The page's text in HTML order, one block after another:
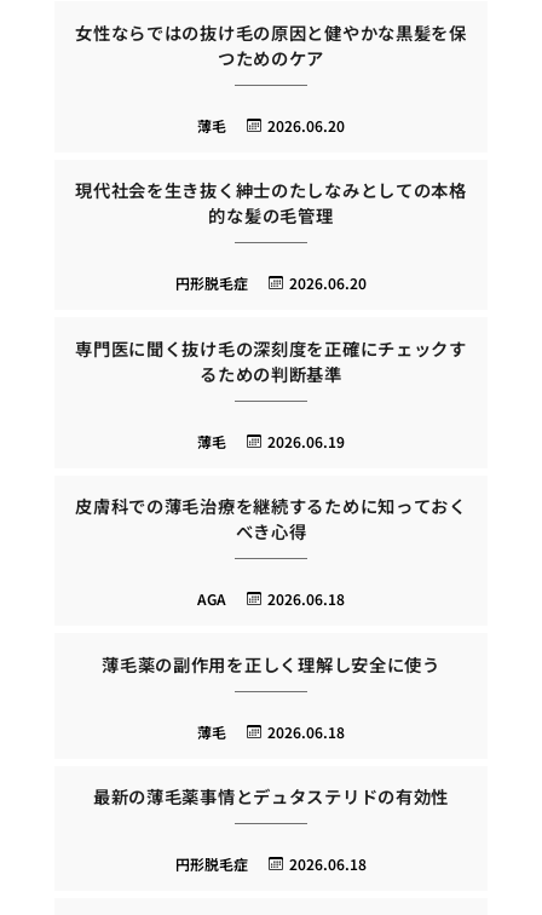
女性ならではの抜け毛の原因と健やかな黒髪を保
つためのケア
2026.06.20
薄毛
現代社会を生き抜く紳士のたしなみとしての本格
的な髪の毛管理
2026.06.20
円形脱毛症
専門医に聞く抜け毛の深刻度を正確にチェックす
るための判断基準
2026.06.19
薄毛
皮膚科での薄毛治療を継続するために知っておく
べき心得
2026.06.18
AGA
薄毛薬の副作用を正しく理解し安全に使う
2026.06.18
薄毛
最新の薄毛薬事情とデュタステリドの有効性
2026.06.18
円形脱毛症